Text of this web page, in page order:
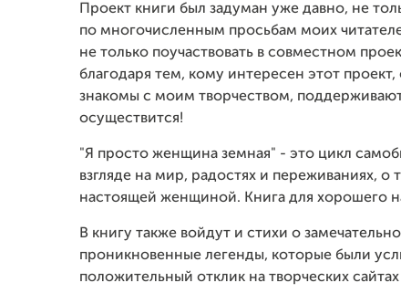
Проект книги был задуман уже давно, не
по многочисленным просьбам моих
не только поучаствовать в совместном
благодаря тем, кому интересен этот
знакомы с моим творчеством,
осуществится!
"Я просто женщина земная" - это цикл
взгляде на мир, радостях и переживаниях,
настоящей женщиной. Книга для хорошего
В книгу также войдут и стихи о
проникновенные легенды, которые были
положительный отклик на творческих